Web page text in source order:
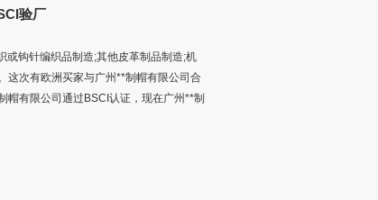
验厂
钩针编织品制造;其他皮革制品制造;机
这次有欧洲买家与广州**制帽有限公司合
有限公司通过BSCI认证，现在广州**制